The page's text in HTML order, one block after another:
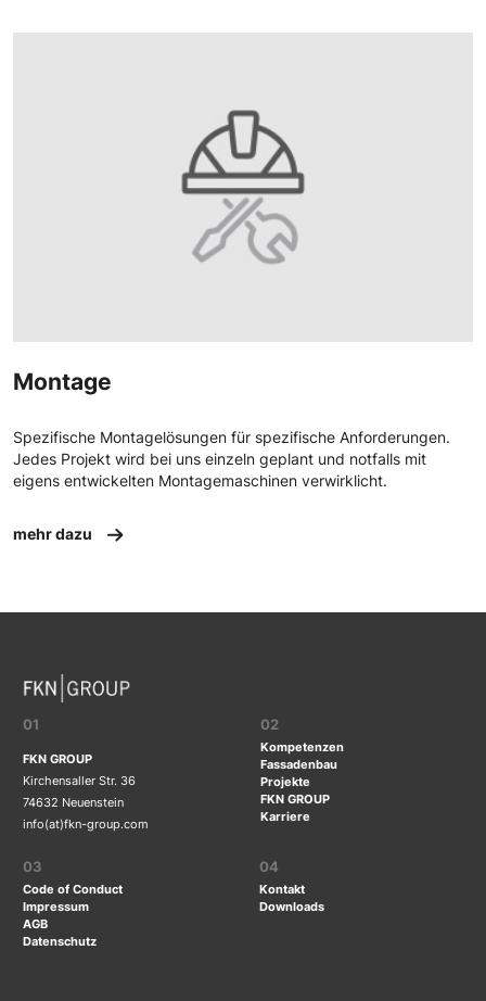
Montage
Spezifische Montagelösungen für spezifische Anforderungen.
Jedes Projekt wird bei uns einzeln geplant und notfalls mit
eigens entwickelten Montagemaschinen verwirklicht.
mehr dazu
01
FKN GROUP
Kirchensaller Str. 36
74632 Neuenstein
info(at)fkn-group.com
02
Kompetenzen
Fassadenbau
Projekte
FKN GROUP
Karriere
03
Code of Conduct
Impressum
AGB
Datenschutz
04
Kontakt
Downloads